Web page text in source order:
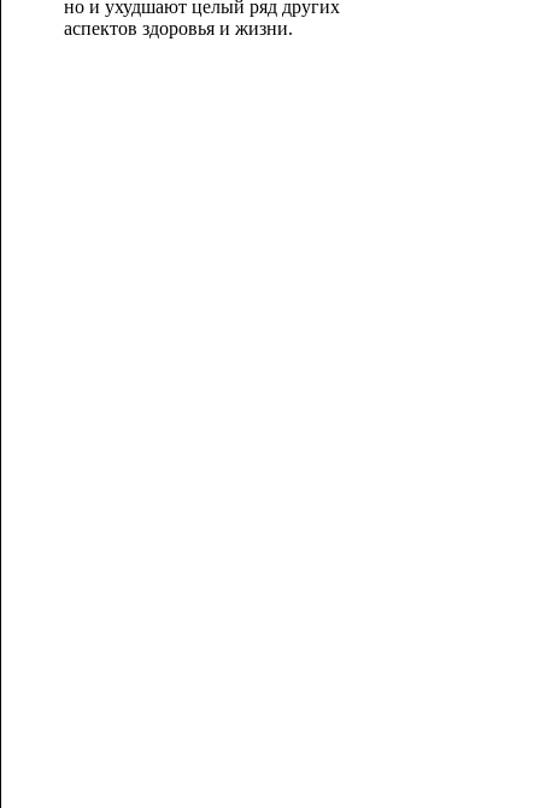
но и ухудшают целый ряд других
аспектов здоровья и жизни.